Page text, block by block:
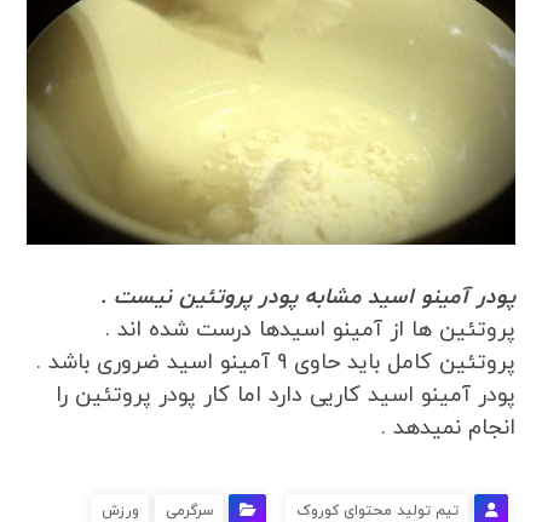
پودر آمینو اسید مشابه پودر پروتئین نیست .
پروتئین ها از آمینو اسیدها درست شده اند .
پروتئین کامل باید حاوی 9 آمینو اسید ضروری باشد .
پودر آمینو اسید کاریی دارد اما کار پودر پروتئین را
انجام نمیدهد .
تیم تولید محتوای کوروک سرگرمی ورزش